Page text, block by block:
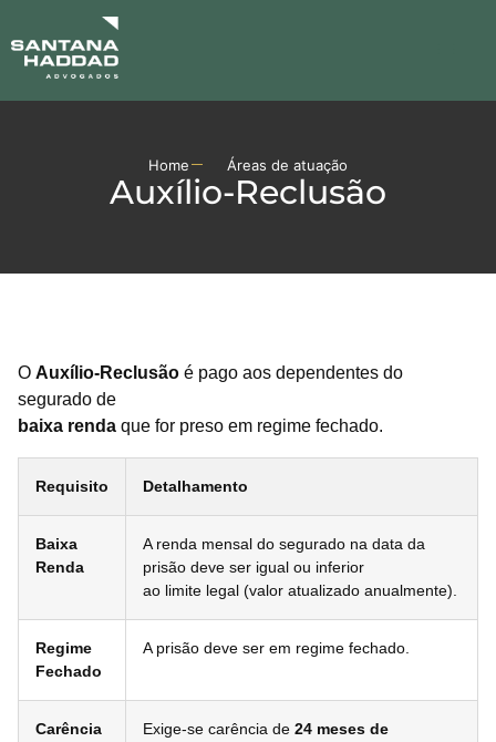
Home Áreas de atuação
Auxílio-Reclusão
O Auxílio-Reclusão é pago aos dependentes do
segurado de
baixa renda que for preso em regime fechado.
Requisito Detalhamento
Baixa
Renda
A renda mensal do segurado na data da
prisão deve ser igual ou inferior
ao limite legal (valor atualizado anualmente).
Regime
Fechado
A prisão deve ser em regime fechado.
Carência Exige-se carência de 24 meses de